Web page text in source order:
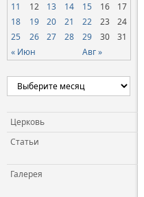
« Июн Авг »
11
12 13 14 15 16
17
18
19 20 21 22 23
24
25
26 27 28 29 30 31
Церковь
Статьи
Галерея